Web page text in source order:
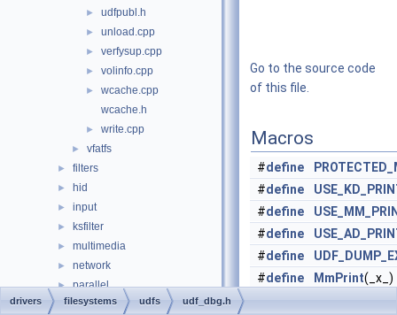
► udfpubl.h
► unload.cpp
► verfysup.cpp
► volinfo.cpp
►
wcache.cpp
wcache.h
► write.cpp
► vfatfs
► filters
► hid
► input
► ksfilter
► multimedia
► network
► parallel
► processor
Go to the source code
of this file.
Macros
#define
#define
#define
#define
#define
#define MmPrint
drivers filesystems udfs udf_dbg.h